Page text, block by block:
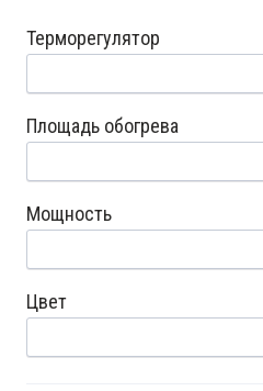
Терморегулятор
Площадь обогрева
Мощность
Цвет